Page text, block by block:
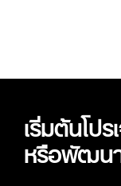
เริ่มต้นโป
หรือพัฒน